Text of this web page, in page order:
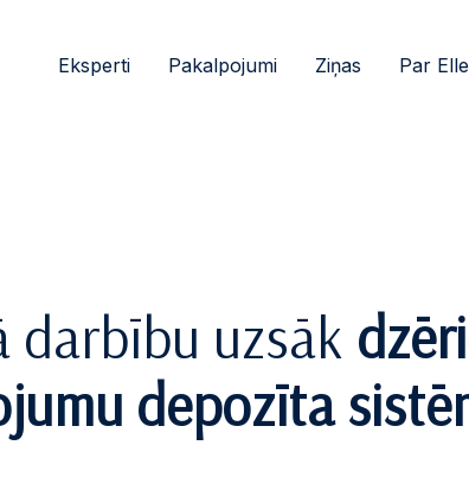
Eksperti Pakalpojumi Ziņas Par
darbību uzsāk
depozīta